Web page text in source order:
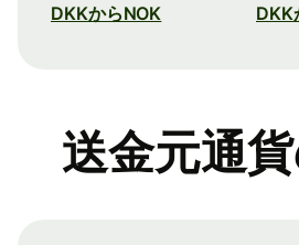
DKKからNOK DKK
送金元通